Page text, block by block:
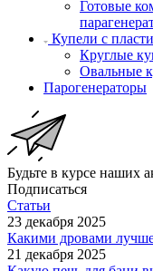
Готовые
Купели с
Круглые
Овальные
Парогенераторы
Будьте в курсе наших
Подписаться
Статьи
23 декабря 2025
Какими дровами
21 декабря 2025